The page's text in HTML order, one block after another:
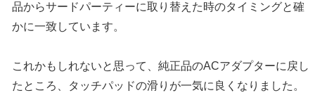
品からサードパーティーに取り替えた時のタイミングと確
かに一致しています。
これかもしれないと思って、純正品のACアダプターに戻し
たところ、タッチパッドの滑りが一気に良くなりました。